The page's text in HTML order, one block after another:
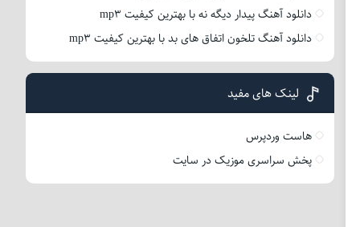
دانلود آهنگ پیدار دیگه نه با بهترین کیفیت mp3
دانلود آهنگ تلخون اتفاق های بد با بهترین کیفیت mp3
لینک های مفید
هاست وردپرس
پخش سراسری موزیک در سایت